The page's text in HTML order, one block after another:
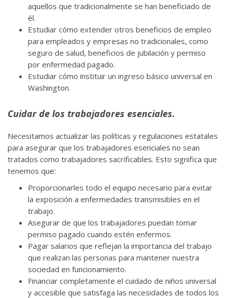
aquellos que tradicionalmente se han beneficiado de
él.
Estudiar cómo extender otros beneficios de empleo
para empleados y empresas no tradicionales, como
seguro de salud, beneficios de jubilación y permiso
por enfermedad pagado.
Estudiar cómo instituir un ingreso básico universal en
Washington.
Cuidar de los trabajadores esenciales.
Necesitamos actualizar las políticas y regulaciones estatales
para asegurar que los trabajadores esenciales no sean
tratados como trabajadores sacrificables. Esto significa que
tenemos que:
Proporcionarles todo el equipo necesario para evitar
la exposición a enfermedades transmisibles en el
trabajo.
Asegurar de que los trabajadores puedan tomar
permiso pagado cuando estén enfermos.
Pagar salarios que reflejan la importancia del trabajo
que realizan las personas para mantener nuestra
sociedad en funcionamiento.
Financiar completamente el cuidado de niños universal
y accesible que satisfaga las necesidades de todos los